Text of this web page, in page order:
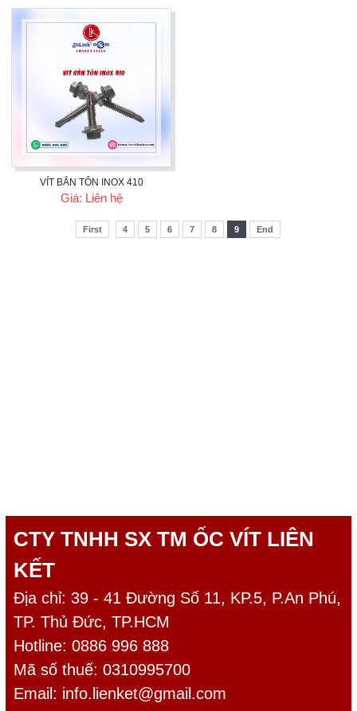
VÍT BẮN TÔN INOX 410
Giá: Liên hệ
First 4 5 6 7 8 9 End
CTY TNHH SX TM ỐC VÍT LIÊN
KẾT
Địa chỉ: 39 - 41 Đường Số 11, KP.5, P.An Phú,
TP. Thủ Đức, TP.HCM
Hotline: 0886 996 888
Mã số thuế: 0310995700
Email: info.lienket@gmail.com